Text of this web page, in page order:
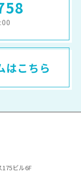
はこちら
ビル6F